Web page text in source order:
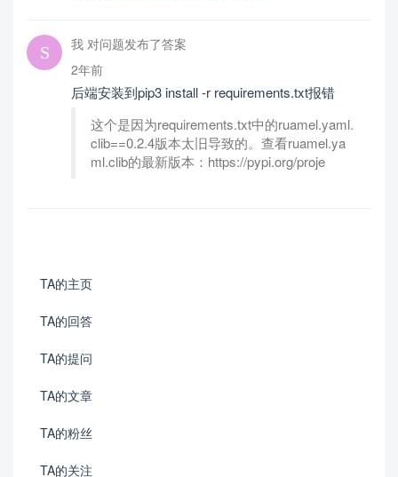
我 对问题发布了答案
2年前
后端安装到pip3 install -r requirements.txt报错
这个是因为requirements.txt中的ruamel.yaml.
clib==0.2.4版本太旧导致的。查看ruamel.ya
ml.clib的最新版本：https://pypi.org/proje
TA的主页
TA的回答
TA的提问
TA的文章
TA的粉丝
TA的关注